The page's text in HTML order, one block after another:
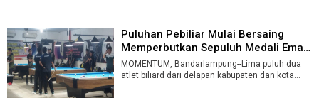
Puluhan Pebiliar Mulai Bersaing
Memperbutkan Sepuluh Medali Emas
...
MOMENTUM, Bandarlampung--Lima puluh dua
atlet biliard dari delapan kabupaten dan kota